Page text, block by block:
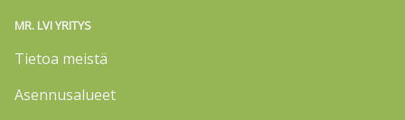
MR. LVI YRITYS
Tietoa meistä
Asennusalueet